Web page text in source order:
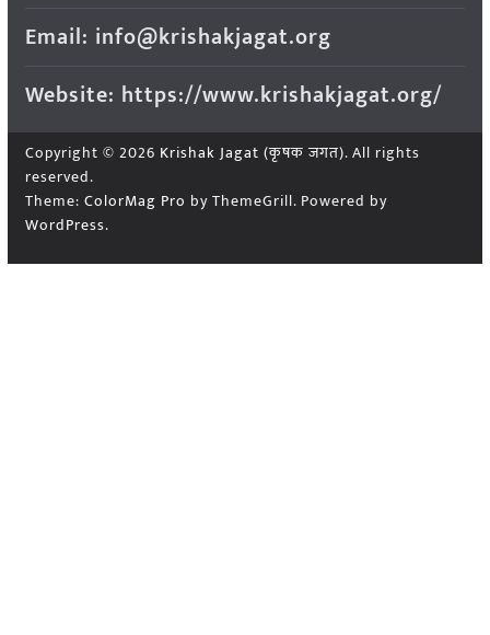
Email: info@krishakjagat.org
Website: https://www.krishakjagat.org/
Copyright © 2026 Krishak Jagat (कृषक जगत). All rights
reserved.
Theme: ColorMag Pro by ThemeGrill. Powered by
WordPress.